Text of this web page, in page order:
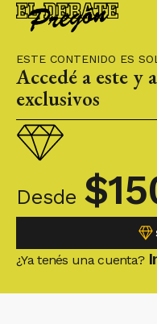
ESTE CONTENIDO ES
Accedé a este y
exclusivos
Desde $
¿Ya tenés una cuenta?